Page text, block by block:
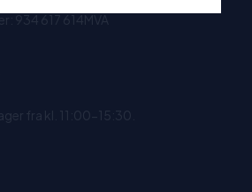
934 617 614MVA
fra kl. 11:00-15:30.